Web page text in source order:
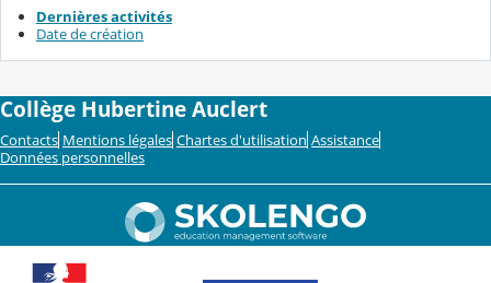
Dernières activités
Date de création
Collège Hubertine Auclert
Contacts Mentions légales Chartes d'utilisation Assistance
Données personnelles